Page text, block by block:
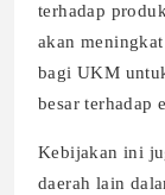
terhadap
akan
bagi UKM
besar terhadap
Kebijakan ini
daerah lain